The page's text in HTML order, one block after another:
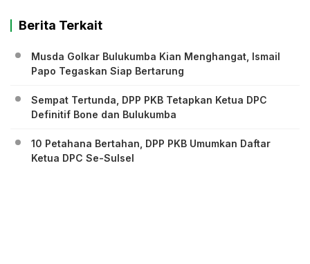
Berita Terkait
Musda Golkar Bulukumba Kian Menghangat, Ismail
Papo Tegaskan Siap Bertarung
Sempat Tertunda, DPP PKB Tetapkan Ketua DPC
Definitif Bone dan Bulukumba
10 Petahana Bertahan, DPP PKB Umumkan Daftar
Ketua DPC Se-Sulsel